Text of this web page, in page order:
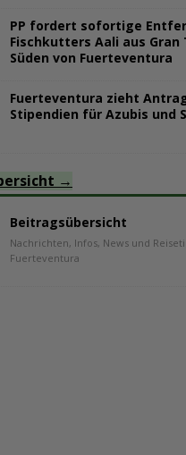
PP fordert sofortige
Fischkutters Aali aus Gran
Süden von Fuerteventura
Fuerteventura zieht
Stipendien für Azubis und
Beitragsübersicht
Nachrichten, Infos, News und
Fuerteventura